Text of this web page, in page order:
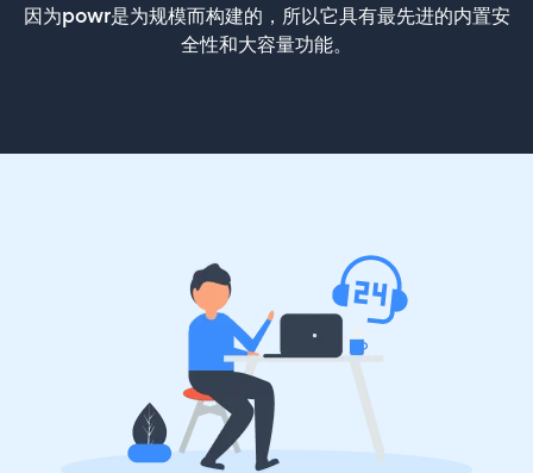
因为powr是为规模而构建的，所以它具有最先进的内置安
全性和大容量功能。